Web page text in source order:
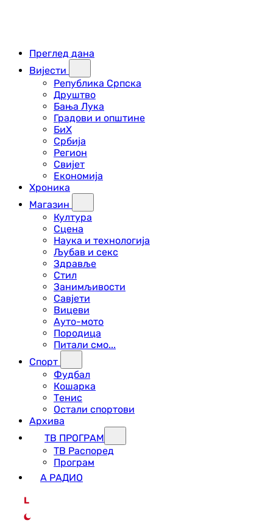
Преглед дана
Вијести
Република Српска
Друштво
Бања Лука
Градови и општине
БиХ
Србија
Регион
Свијет
Економија
Хроника
Магазин
Култура
Сцена
Наука и технологија
Љубав и секс
Здравље
Стил
Занимљивости
Савјети
Вицеви
Ауто-мото
Породица
Питали смо...
Спорт
Фудбал
Кошарка
Тенис
Остали спортови
Архива
ТВ ПРОГРАМ
ТВ Распоред
Програм
А РАДИО
L